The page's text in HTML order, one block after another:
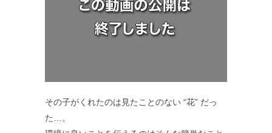
その子がくれたのは見たことのない “花” だっ
た…。